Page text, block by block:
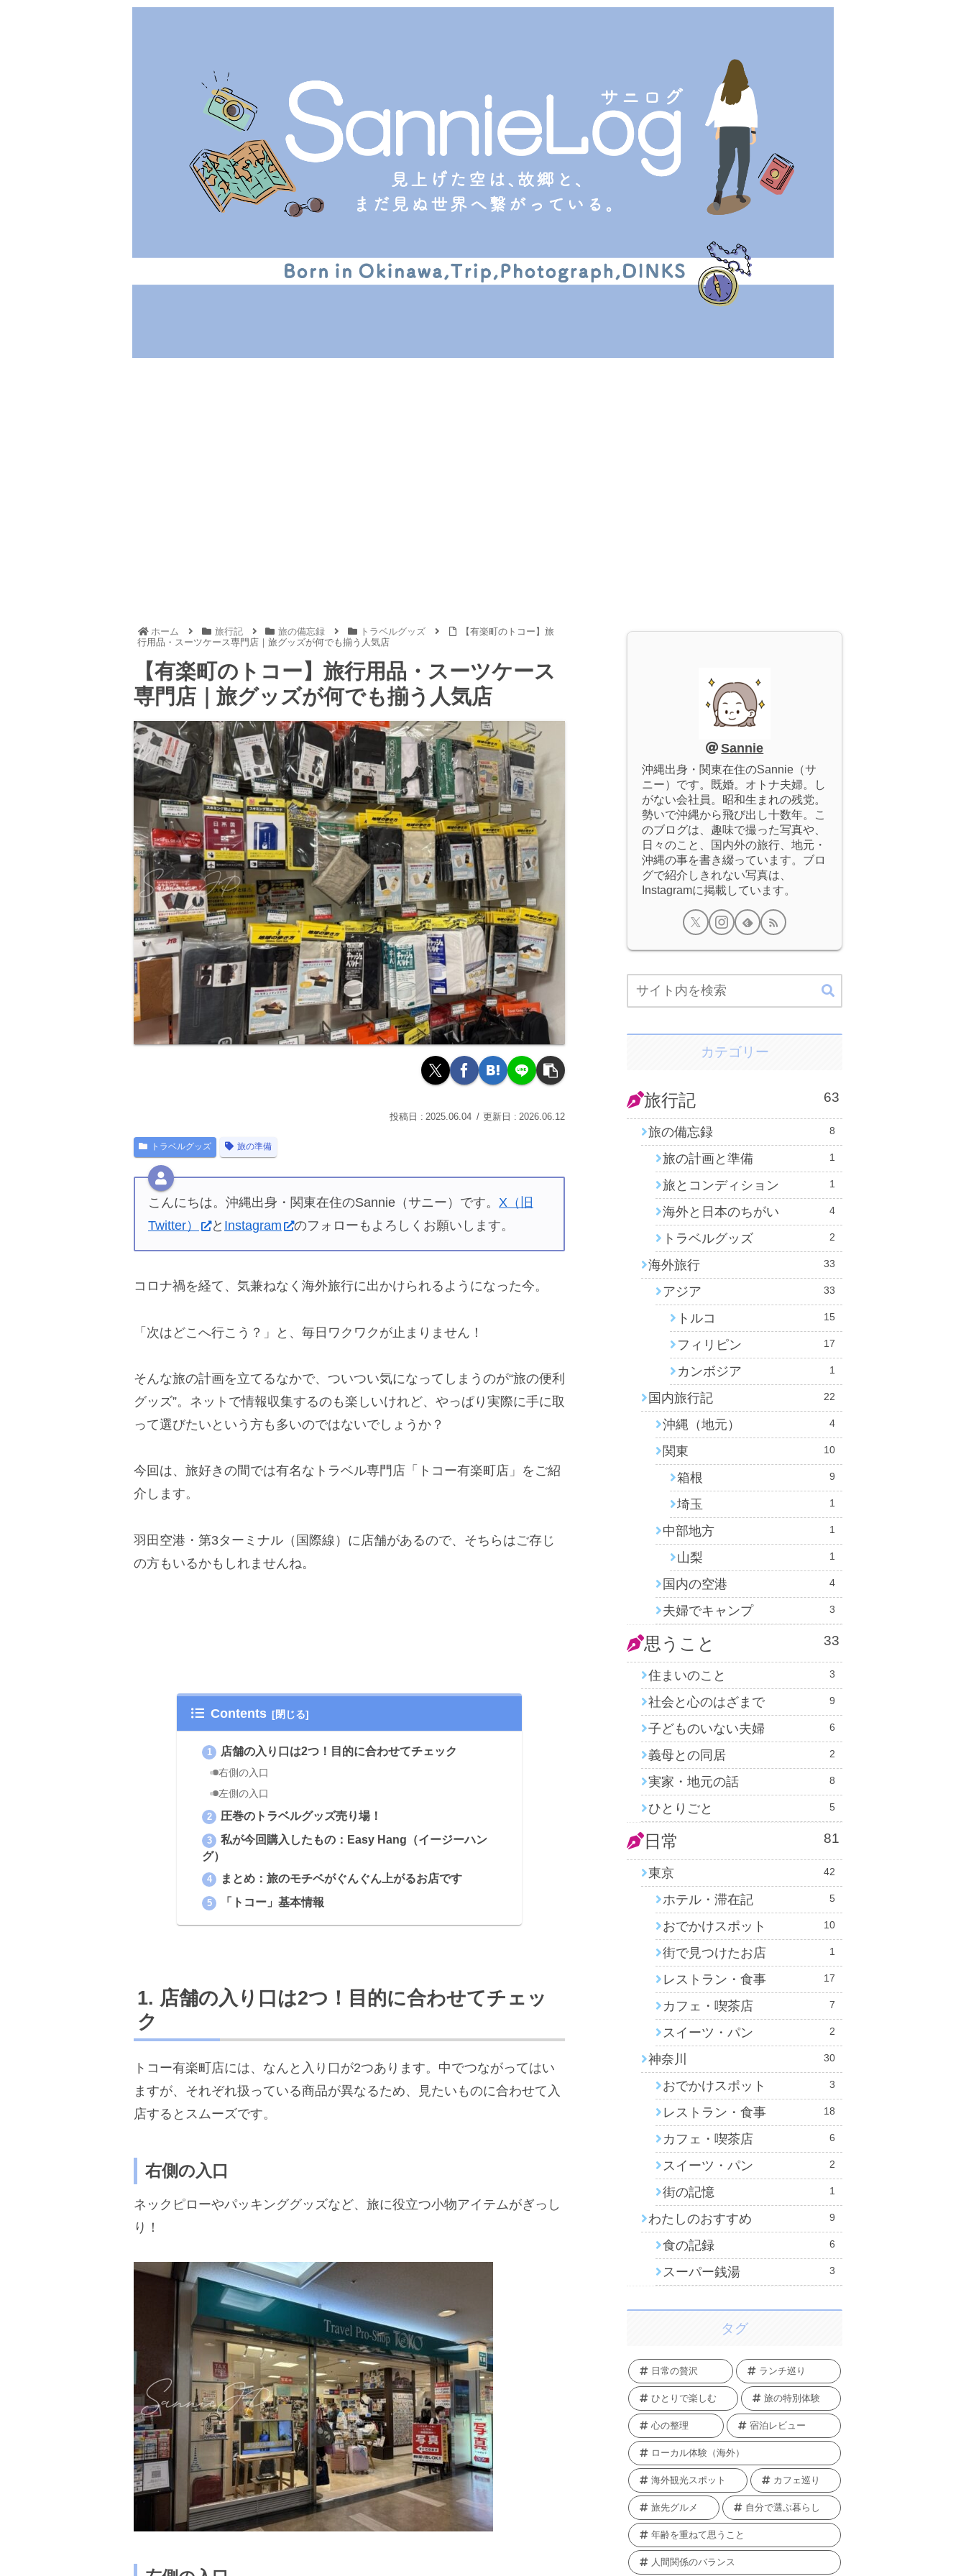
ホーム 旅行記 旅の備忘録 トラベルグッズ
【有楽町のトコー】旅
行用品・スーツケース専門店｜旅グッズが何でも揃う人気店
【有楽町のトコー】旅行用品・スーツケース
専門店｜旅グッズが何でも揃う人気店
2025.06.04 2026.06.12
トラベルグッズ 旅の準備
こんにちは。沖縄出身・関東在住のSannie（サニー）です。 X（旧
Twitter）
と Instagram のフォローもよろしくお願いします。
コロナ禍を経て、気兼ねなく海外旅行に出かけられるようになった今。
「次はどこへ行こう？」と、毎日ワクワクが止まりません！
そんな旅の計画を立てるなかで、ついつい気になってしまうのが“旅の便利
グッズ”。ネットで情報収集するのも楽しいけれど、やっぱり実際に手に取
って選びたいという方も多いのではないでしょうか？
今回は、旅好きの間では有名なトラベル専門店「トコー有楽町店」をご紹
介します。
羽田空港・第3ターミナル（国際線）に店舗があるので、そちらはご存じ
の方もいるかもしれませんね。
Contents
店舗の入り口は2つ！目的に合わせてチェック
右側の入口
左側の入口
圧巻のトラベルグッズ売り場！
私が今回購入したもの：Easy Hang（イージーハン
グ）
まとめ：旅のモチベがぐんぐん上がるお店です
「トコー」基本情報
店舗の入り口は2つ！目的に合わせてチェッ
ク
トコー有楽町店には、なんと入り口が2つあります。中でつながってはい
ますが、それぞれ扱っている商品が異なるため、見たいものに合わせて入
店するとスムーズです。
右側の入口
ネックピローやパッキンググッズなど、旅に役立つ小物アイテムがぎっし
り！
Sannie
沖縄出身・関東在住のSannie（サ
ニー）です。既婚。オトナ夫婦。し
がない会社員。昭和生まれの残党。
勢いで沖縄から飛び出し十数年。こ
のブログは、趣味で撮った写真や、
日々のこと、国内外の旅行、地元・
沖縄の事を書き綴っています。ブロ
グで紹介しきれない写真は、
Instagramに掲載しています。
カテゴリー
旅行記 63
旅の備忘録 8
旅の計画と準備 1
旅とコンディション 1
海外と日本のちがい 4
トラベルグッズ 2
海外旅行 33
アジア 33
トルコ 15
フィリピン 17
カンボジア 1
国内旅行記 22
沖縄（地元） 4
関東 10
箱根 9
埼玉 1
中部地方 1
山梨 1
国内の空港 4
夫婦でキャンプ 3
思うこと 33
住まいのこと 3
社会と心のはざまで 9
子どものいない夫婦 6
義母との同居 2
実家・地元の話 8
ひとりごと 5
日常 81
東京 42
ホテル・滞在記 5
おでかけスポット 10
街で見つけたお店 1
レストラン・食事 17
カフェ・喫茶店 7
スイーツ・パン 2
神奈川 30
おでかけスポット 3
レストラン・食事 18
カフェ・喫茶店 6
スイーツ・パン 2
街の記憶 1
わたしのおすすめ 9
食の記録 6
スーパー銭湯 3
タグ
日常の贅沢 ランチ巡り
ひとりで楽しむ 旅の特別体験
心の整理 宿泊レビュー
ローカル体験（海外）
海外観光スポット カフェ巡り
旅先グルメ 自分で選ぶ暮らし
年齢を重ねて思うこと
人間関係のバランス